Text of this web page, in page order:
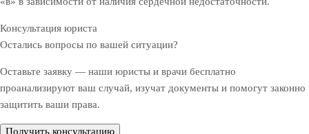
Консультация юриста
Остались вопросы по вашей ситуации?
Оставьте заявку — наши юристы и врачи бесплатно
проанализируют ваш случай, изучат документы и помогут законно
защитить ваши права.
Получить консультацию